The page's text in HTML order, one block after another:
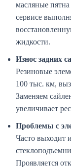
масляные
сервисе
жидкости.
Износ задних
Резиновые
100 тыс. км,
Заменяем
увеличивает
Проблемы с
Часто выходит
Проявляется